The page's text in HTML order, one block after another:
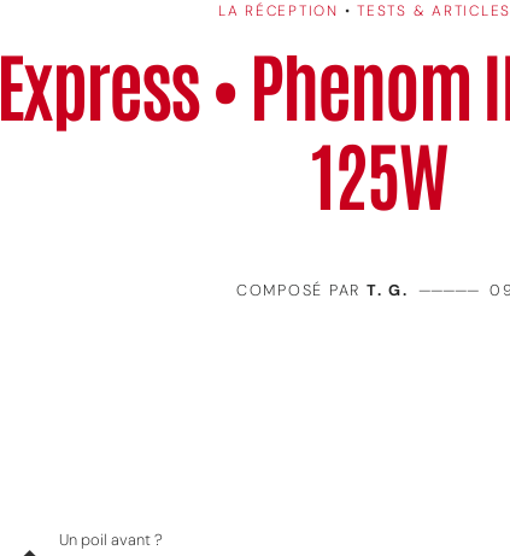
LA RÉCEPTION • TESTS & ARTICLES
Express • Phenom
125W
COMPOSÉ PAR T. G. —————
Un poil avant ?